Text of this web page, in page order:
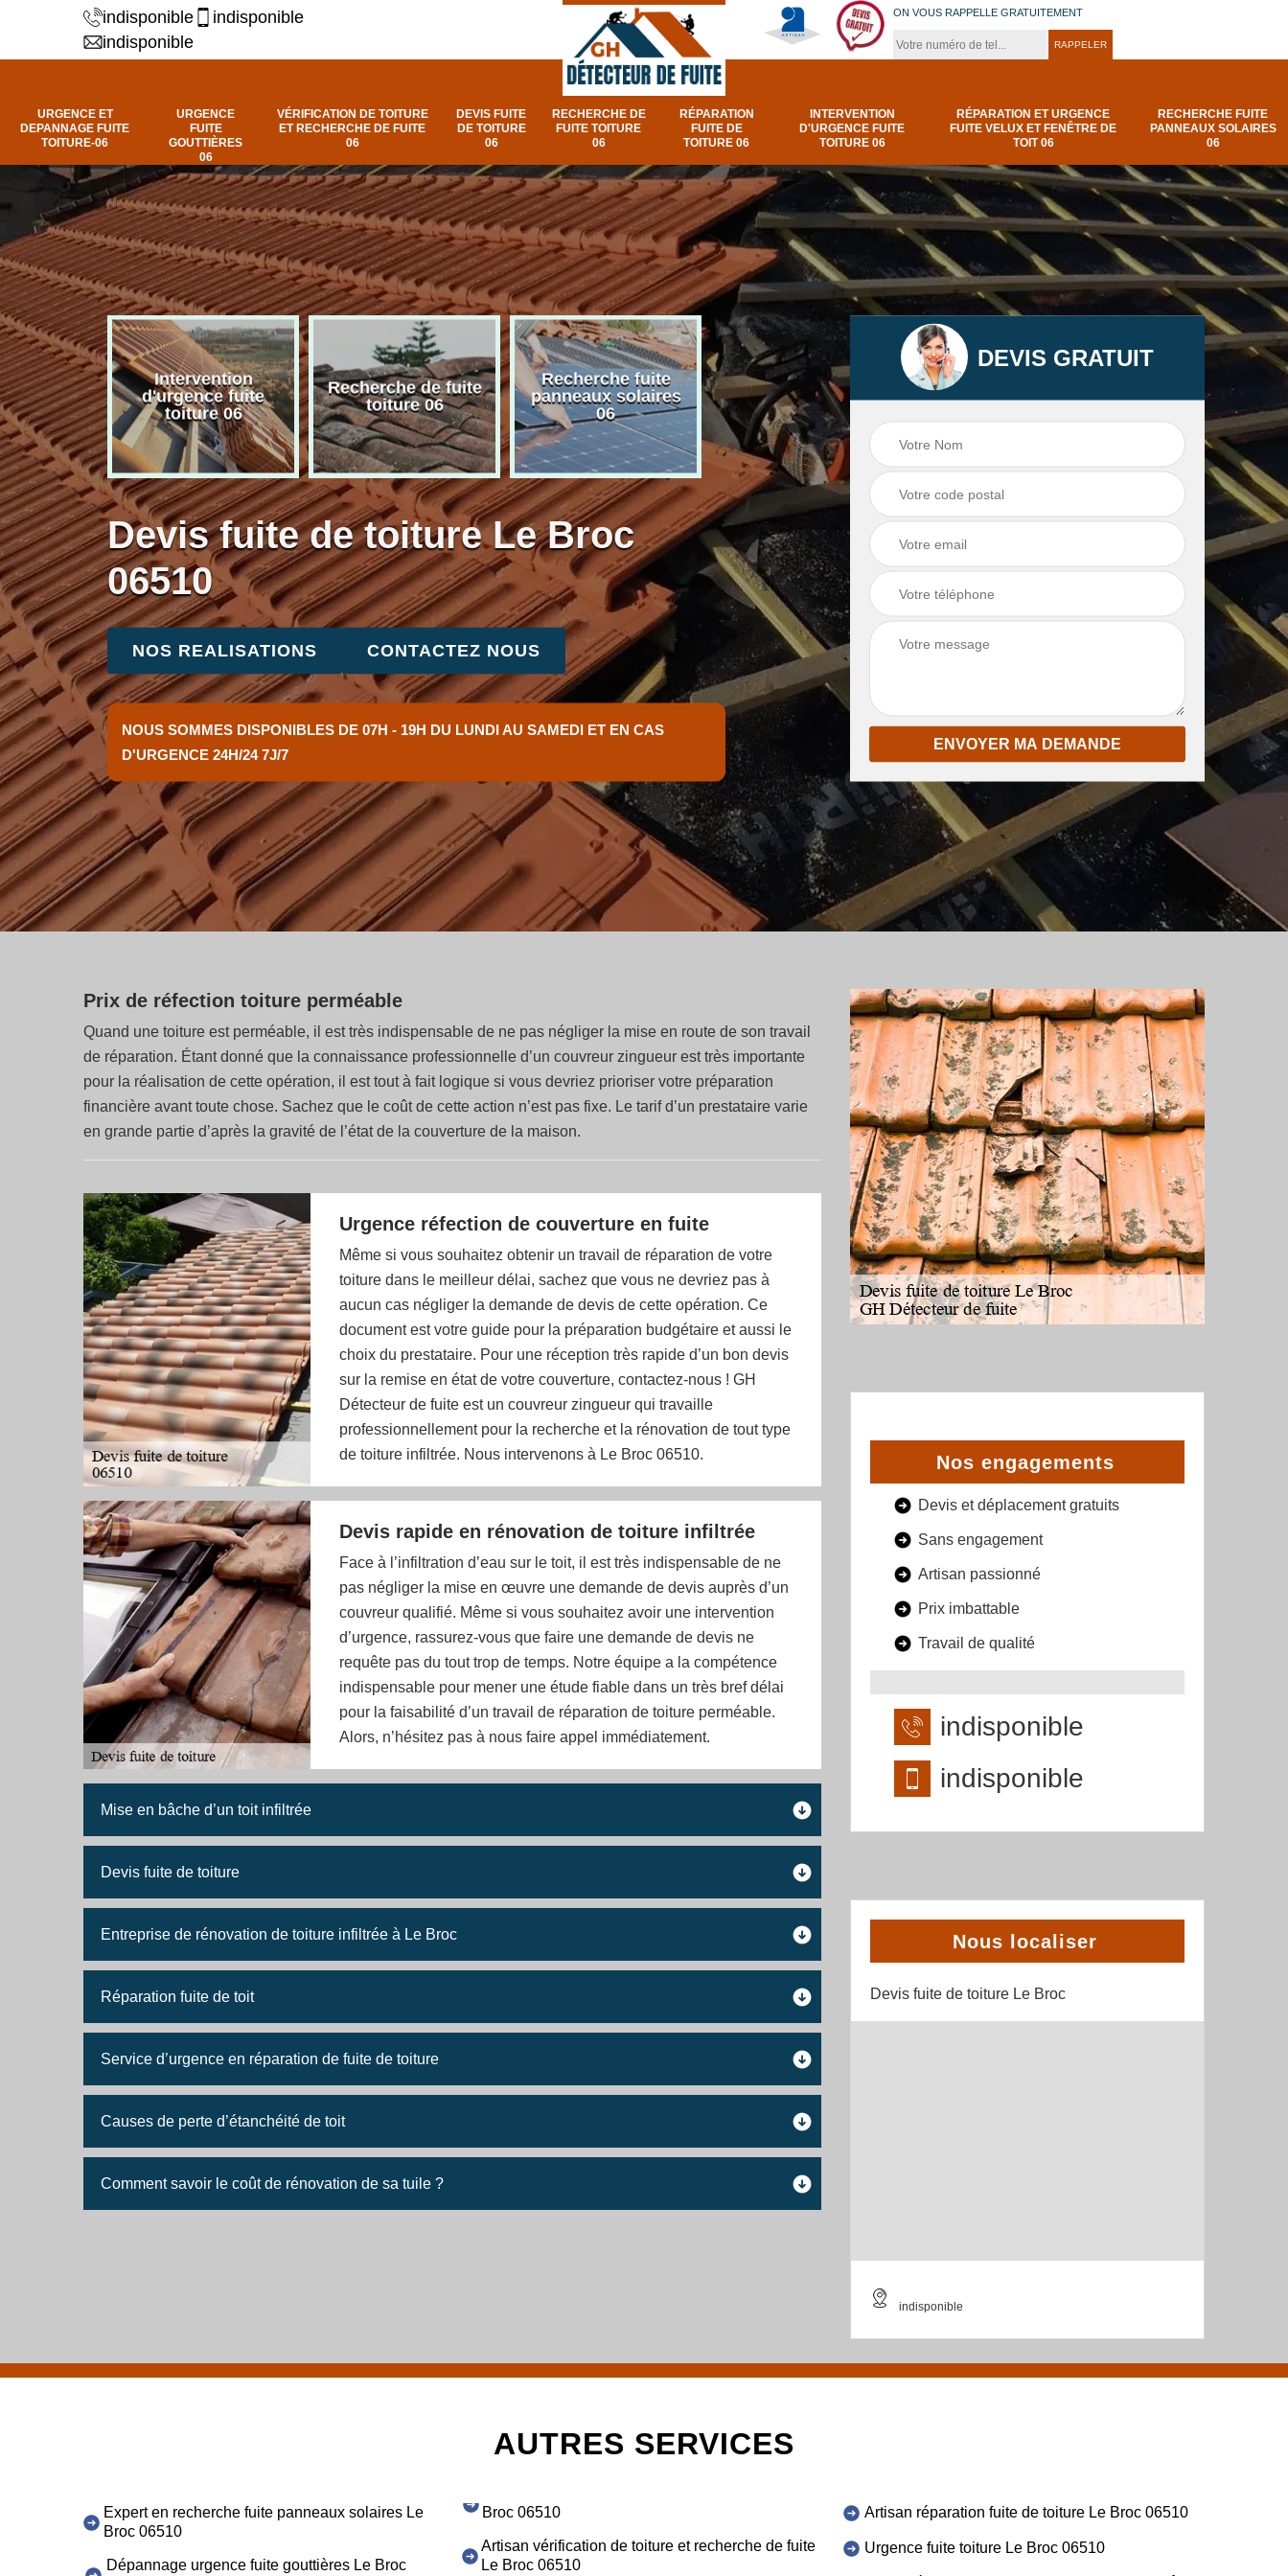
indisponible
indisponible
indisponible
ON VOUS RAPPELLE GRATUITEMENT
URGENCE ET
DEPANNAGE FUITE
TOITURE-06
URGENCE
FUITE
GOUTTIÈRES
06
VÉRIFICATION DE TOITURE
ET RECHERCHE DE FUITE
06
DEVIS FUITE
DE TOITURE
06
RECHERCHE DE
FUITE TOITURE
06
RÉPARATION
FUITE DE
TOITURE 06
INTERVENTION
D'URGENCE FUITE
TOITURE 06
RÉPARATION ET URGENCE
FUITE VELUX ET FENÊTRE DE
TOIT 06
RECHERCHE FUITE
PANNEAUX SOLAIRES
06
de
06
Intervention
d'urgence fuite
toiture 06
Recherche de fuite
toiture 06
Recherche fuite
panneaux solaires
06
Réparation et
urgence fuite velux
et fenêtre de toit 06
Réparation fuite de
toiture 06
depannage fuite
toiture-06
Devis fuite de toiture Le Broc
06510
NOS REALISATIONS CONTACTEZ NOUS
NOUS SOMMES DISPONIBLES DE 07H - 19H DU LUNDI AU SAMEDI ET EN CAS
D'URGENCE 24H/24 7J/7
DEVIS GRATUIT
Prix de réfection toiture perméable
Quand une toiture est perméable, il est très indispensable de ne pas négliger la mise en route de son travail
de réparation. Étant donné que la connaissance professionnelle d’un couvreur zingueur est très importante
pour la réalisation de cette opération, il est tout à fait logique si vous devriez prioriser votre préparation
financière avant toute chose. Sachez que le coût de cette action n’est pas fixe. Le tarif d’un prestataire varie
en grande partie d’après la gravité de l’état de la couverture de la maison.
Urgence réfection de couverture en fuite
Même si vous souhaitez obtenir un travail de réparation de votre
toiture dans le meilleur délai, sachez que vous ne devriez pas à
aucun cas négliger la demande de devis de cette opération. Ce
document est votre guide pour la préparation budgétaire et aussi le
choix du prestataire. Pour une réception très rapide d’un bon devis
sur la remise en état de votre couverture, contactez-nous ! GH
Détecteur de fuite est un couvreur zingueur qui travaille
professionnellement pour la recherche et la rénovation de tout type
de toiture infiltrée. Nous intervenons à Le Broc 06510.
Devis rapide en rénovation de toiture infiltrée
Face à l’infiltration d’eau sur le toit, il est très indispensable de ne
pas négliger la mise en œuvre une demande de devis auprès d’un
couvreur qualifié. Même si vous souhaitez avoir une intervention
d’urgence, rassurez-vous que faire une demande de devis ne
requête pas du tout trop de temps. Notre équipe a la compétence
indispensable pour mener une étude fiable dans un très bref délai
pour la faisabilité d’un travail de réparation de toiture perméable.
Alors, n’hésitez pas à nous faire appel immédiatement.
Mise en bâche d’un toit infiltrée
Devis fuite de toiture
Entreprise de rénovation de toiture infiltrée à Le Broc
Réparation fuite de toit
Service d’urgence en réparation de fuite de toiture
Causes de perte d’étanchéité de toit
Comment savoir le coût de rénovation de sa tuile ?
Nos engagements
Devis et déplacement gratuits
Sans engagement
Artisan passionné
Prix imbattable
Travail de qualité
indisponible
indisponible
Nous localiser
Devis fuite de toiture Le Broc
indisponible
AUTRES SERVICES
Expert en recherche fuite panneaux solaires Le
Broc 06510
Dépannage urgence fuite gouttières Le Broc
Broc 06510
Artisan vérification de toiture et recherche de fuite
Le Broc 06510
Artisan réparation fuite de toiture Le Broc 06510
Urgence fuite toiture Le Broc 06510